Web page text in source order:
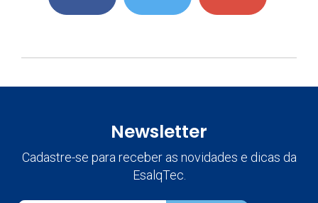
Newsletter
Cadastre-se para receber as novidades e dicas da
EsalqTec.